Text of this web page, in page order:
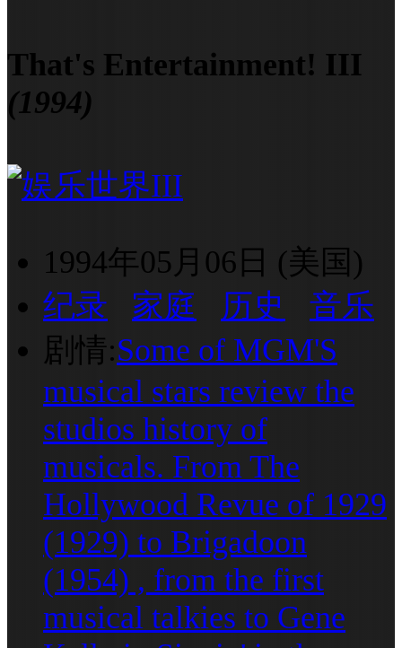
That's Entertainment! III
(1994)
1994年05月06日 (美国)
纪录
家庭 历史
音乐
剧情:Some of MGM'S
musical stars review the
studios history of
musicals. From The
Hollywood Revue of 1929
(1929) to Brigadoon
(1954) , from the first
musical talkies to Gene